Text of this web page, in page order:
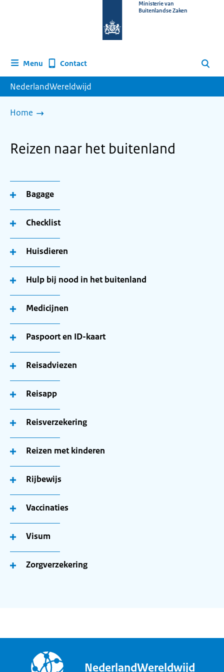
homepage
Ministerie van
Buitenlandse Zaken
Menu Contact Zoeken
NederlandWereldwijd
Home
Reizen naar het buitenland
Bagage
Checklist
Huisdieren
Hulp bij nood in het buitenland
Medicijnen
Paspoort en ID-kaart
Reisadviezen
Reisapp
Reisverzekering
Reizen met kinderen
Rijbewijs
Vaccinaties
Visum
Zorgverzekering
NederlandWereldwijd